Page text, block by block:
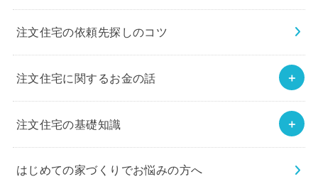
注文住宅の依頼先探しのコツ
注文住宅に関するお金の話
注文住宅の基礎知識
はじめての家づくりでお悩みの方へ